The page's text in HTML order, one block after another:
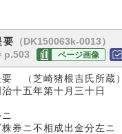
要 （DK150063k-0013）
p.503
ページ画像
要 （芝崎猪根吉氏所蔵）
五年第十月三十日
券ニ不相成出金分左ニ